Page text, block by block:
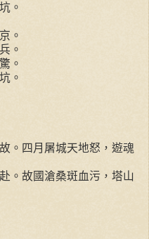
。
。
。
。
。
。四月屠城天地怒，遊魂
。故國滄桑斑血污，塔山